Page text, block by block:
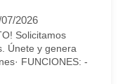
2026
Solicitamos
Únete y genera
FUNCIONES: -